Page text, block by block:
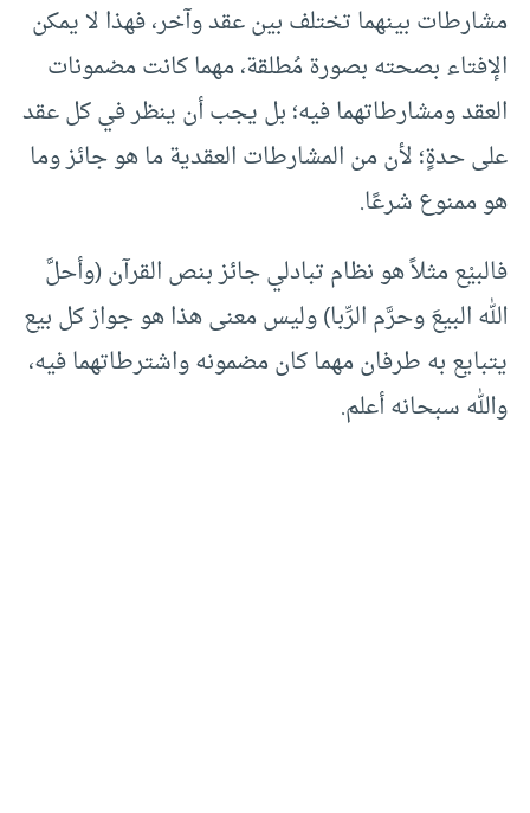
مشارطات بينهما تختلف بين عقد وآخر، فهذا لا يمكن
الإفتاء بصحته بصورة مُطلقة، مهما كانت مضمونات
العقد ومشارطاتهما فيه؛ بل يجب أن ينظر في كل عقد
على حدةٍ؛ لأن من المشارطات العقدية ما هو جائز وما
هو ممنوع شرعًا.
فالبيْع مثلاً هو نظام تبادلي جائز بنص القرآن (وأحلَّ
الله البيعَ وحرَّم الرِّبا) وليس معنى هذا هو جواز كل بيع
يتبايع به طرفان مهما كان مضمونه واشترطاتهما فيه،
والله سبحانه أعلم.